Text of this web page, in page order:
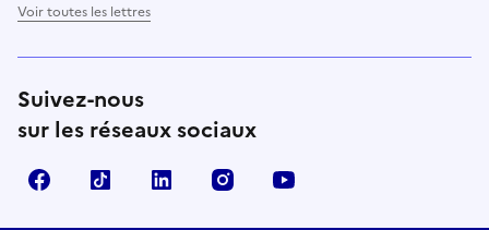
Voir toutes les lettres
Suivez-nous
sur les réseaux sociaux
FacebookTikTok LinkedIn Instagram